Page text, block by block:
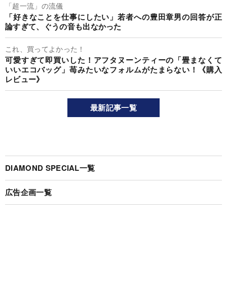
「超一流」の流儀
「好きなことを仕事にしたい」若者への豊田章男の回答が正
論すぎて、ぐうの音も出なかった
これ、買ってよかった！
可愛すぎて即買いした！アフタヌーンティーの「畳まなくて
いいエコバッグ」苺みたいなフォルムがたまらない！《購入
レビュー》
最新記事一覧
DIAMOND SPECIAL一覧
広告企画一覧